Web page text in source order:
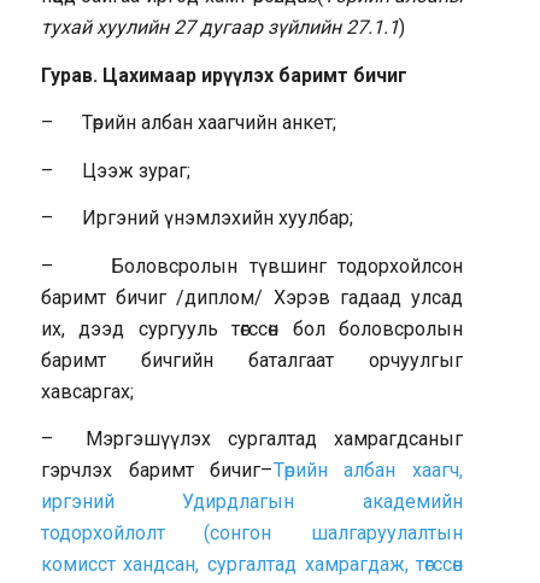
тухай хуулийн 27 дугаар зүйлийн 27.1.1)
Гурав. Цахимаар ирүүлэх баримт бичиг
– Төрийн албан хаагчийн анкет;
– Цээж зураг;
– Иргэний үнэмлэхийн хуулбар;
– Боловсролын түвшинг тодорхойлсон
баримт бичиг /диплом/ Хэрэв гадаад улсад
их, дээд сургууль төгссөн бол боловсролын
баримт бичгийн баталгаат орчуулгыг
хавсаргах;
– Мэргэшүүлэх сургалтад хамрагдсаныг
гэрчлэх баримт бичиг–Төрийн албан хаагч,
иргэний Удирдлагын академийн
тодорхойлолт (сонгон шалгаруулалтын
комисст хандсан, сургалтад хамрагдаж, төгссөн